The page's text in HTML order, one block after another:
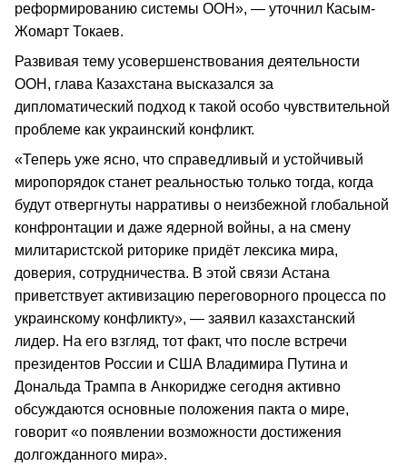
реформированию системы ООН», — уточнил Касым-
Жомарт Токаев.
Развивая тему усовершенствования деятельности
ООН, глава Казахстана высказался за
дипломатический подход к такой особо чувствительной
проблеме как украинский конфликт.
«Теперь уже ясно, что справедливый и устойчивый
миропорядок станет реальностью только тогда, когда
будут отвергнуты нарративы о неизбежной глобальной
конфронтации и даже ядерной войны, а на смену
милитаристской риторике придёт лексика мира,
доверия, сотрудничества. В этой связи Астана
приветствует активизацию переговорного процесса по
украинскому конфликту», — заявил казахстанский
лидер. На его взгляд, тот факт, что после встречи
президентов России и США Владимира Путина и
Дональда Трампа в Анкоридже сегодня активно
обсуждаются основные положения пакта о мире,
говорит «о появлении возможности достижения
долгожданного мира».